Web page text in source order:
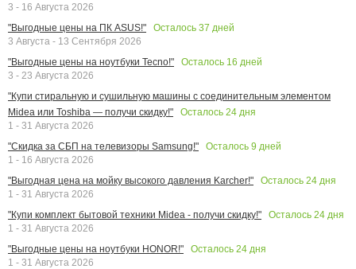
3 - 16 Августа 2026
"Выгодные цены на ПК ASUS!"
Осталось 37 дней
3 Августа - 13 Сентября 2026
"Выгодные цены на ноутбуки Tecno!"
Осталось 16 дней
3 - 23 Августа 2026
"Купи стиральную и сушильную машины с соединительным элементом
Midea или Toshiba — получи скидку!"
Осталось 24 дня
1 - 31 Августа 2026
"Скидка за СБП на телевизоры Samsung!"
Осталось 9 дней
1 - 16 Августа 2026
"Выгодная цена на мойку высокого давления Karcher!"
Осталось 24 дня
1 - 31 Августа 2026
"Купи комплект бытовой техники Midea - получи скидку!"
Осталось 24 дня
1 - 31 Августа 2026
"Выгодные цены на ноутбуки HONOR!"
Осталось 24 дня
1 - 31 Августа 2026